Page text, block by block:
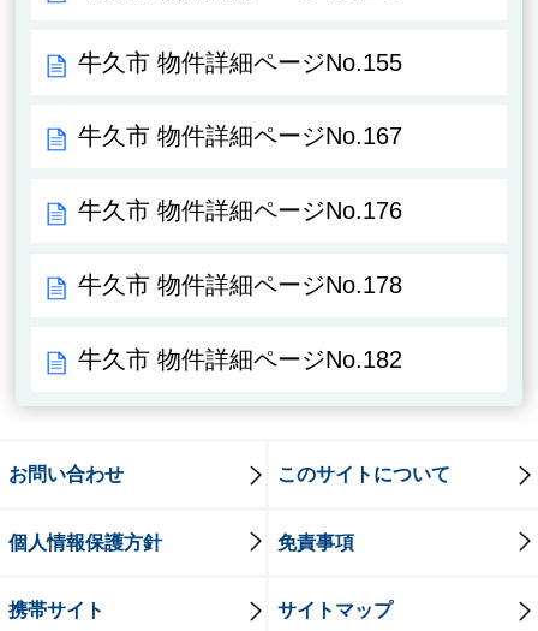
牛久市 物件詳細ページNo.155
牛久市 物件詳細ページNo.167
牛久市 物件詳細ページNo.176
牛久市 物件詳細ページNo.178
牛久市 物件詳細ページNo.182
お問い合わせ このサイトについて
個人情報保護方針 免責事項
携帯サイト サイトマップ